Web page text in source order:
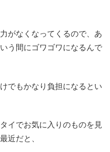
がなくなってくるので、あ
う間にゴワゴワになるんで
でもかなり負担になるとい
イでお気に入りのものを見
近だと、